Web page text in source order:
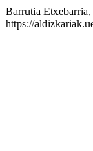
Barrutia
https://